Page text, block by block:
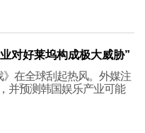
对好莱坞构成极大威胁”
在全球刮起热风。外媒注
并预测韩国娱乐产业可能